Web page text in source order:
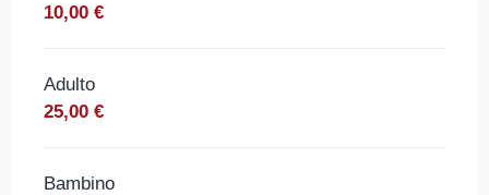
10,00 €
Adulto
25,00 €
Bambino